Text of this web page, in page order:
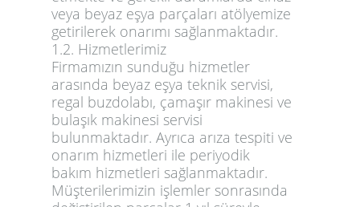
veya beyaz eşya parçaları atölyemize
getirilerek onarımı sağlanmaktadır.
1.2. Hizmetlerimiz
Firmamızın sunduğu hizmetler
arasında beyaz eşya teknik servisi,
regal buzdolabı, çamaşır makinesi ve
bulaşık makinesi servisi
bulunmaktadır. Ayrıca arıza tespiti ve
onarım hizmetleri ile periyodik
bakım hizmetleri sağlanmaktadır.
Müşterilerimizin işlemler sonrasında